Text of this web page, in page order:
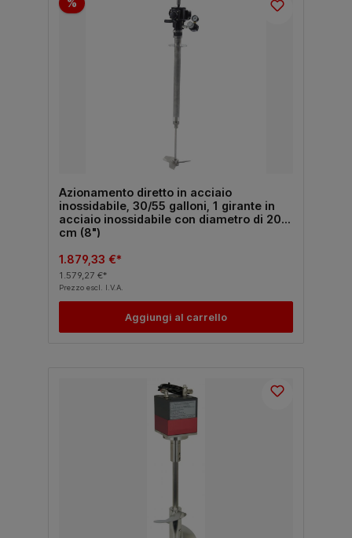
Azionamento diretto in acciaio
inossidabile, 30/55 galloni, 1 girante in
acciaio inossidabile con diametro di 20
cm (8")
1.879,33 €*
1.579,27 €*
Prezzo escl. I.V.A.
Aggiungi al carrello